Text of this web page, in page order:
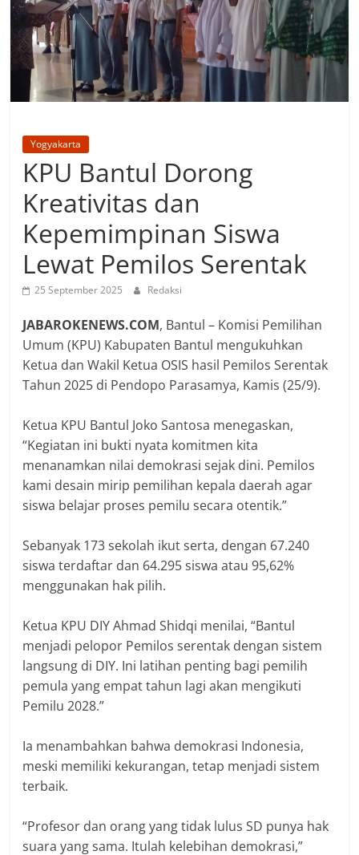
Yogyakarta
KPU Bantul Dorong
Kreativitas dan
Kepemimpinan Siswa
Lewat Pemilos Serentak
25 September 2025 Redaksi
‎JABAROKENEWS.COM, Bantul – Komisi Pemilihan
Umum (KPU) Kabupaten Bantul mengukuhkan
Ketua dan Wakil Ketua OSIS hasil Pemilos Serentak
Tahun 2025 di Pendopo Parasamya, Kamis (25/9).
‎Ketua KPU Bantul Joko Santosa menegaskan,
“Kegiatan ini bukti nyata komitmen kita
menanamkan nilai demokrasi sejak dini. Pemilos
kami desain mirip pemilihan kepala daerah agar
siswa belajar proses pemilu secara otentik.”
‎Sebanyak 173 sekolah ikut serta, dengan 67.240
siswa terdaftar dan 64.295 siswa atau 95,62%
menggunakan hak pilih.
‎Ketua KPU DIY Ahmad Shidqi menilai, “Bantul
menjadi pelopor Pemilos serentak dengan sistem
langsung di DIY. Ini latihan penting bagi pemilih
pemula yang empat tahun lagi akan mengikuti
Pemilu 2028.”
‎Ia menambahkan bahwa demokrasi Indonesia,
meski memiliki kekurangan, tetap menjadi sistem
terbaik.
‎“Profesor dan orang yang tidak lulus SD punya hak
suara yang sama. Itulah kelebihan demokrasi,”